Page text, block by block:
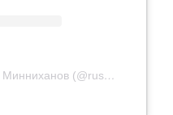
Публикация от Рустам Минниханов (@rusminnikhanov)